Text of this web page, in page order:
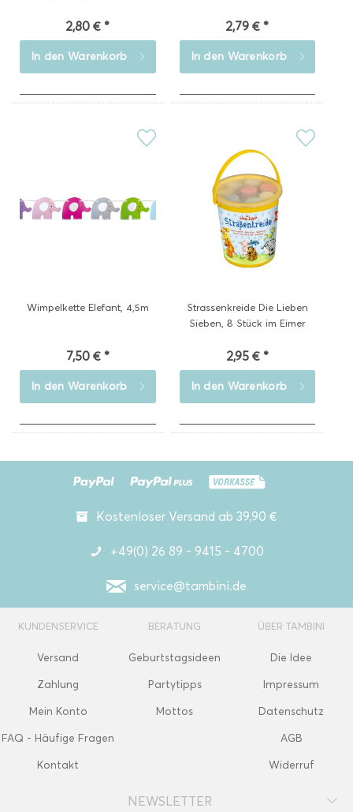
2,80 € *
In den Warenkorb
2,79 € *
In den Warenkorb
Wimpelkette Elefant, 4,5m
7,50 € *
In den Warenkorb
Strassenkreide Die Lieben
Sieben, 8 Stück im Eimer
2,95 € *
In den Warenkorb
Kostenloser Versand ab 39,90 €
+49(0) 26 89 - 9415 - 4700
service@tambini.de
KUNDENSERVICE
Versand
Zahlung
Mein Konto
FAQ - Häufige Fragen
Kontakt
BERATUNG
Geburtstagsideen
Partytipps
Mottos
ÜBER TAMBINI
Die Idee
Impressum
Datenschutz
AGB
Widerruf
NEWSLETTER